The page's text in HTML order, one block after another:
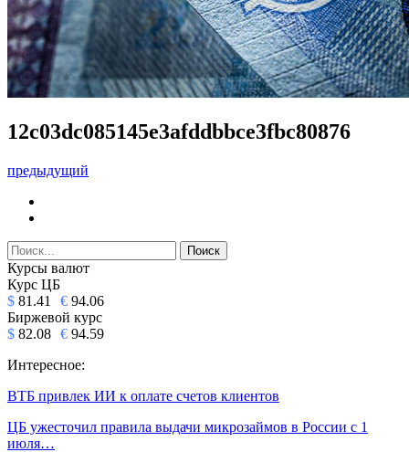
12c03dc085145e3afddbbce3fbc80876
предыдущий
Курсы валют
Курс ЦБ
$ 81.41 € 94.06
Биржевой курс
$ 82.08 € 94.59
Интересное:
ВТБ привлек ИИ к оплате счетов клиентов
ЦБ ужесточил правила выдачи микрозаймов в России с 1
июля…